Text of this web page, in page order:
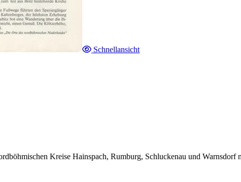
Schnellansicht
Kreise Hainspach, Rumburg, Schluckenau und